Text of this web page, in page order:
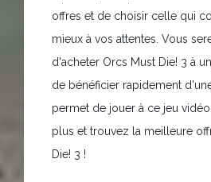
offres et de choisir celle qui
mieux à vos attentes. Vous
d'acheter Orcs Must Die! 3 à
de bénéficier rapidement
permet de jouer à ce jeu
plus et trouvez la meilleure
Die! 3 !